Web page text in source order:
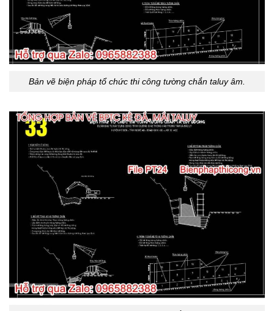
Bản vẽ biện pháp tổ chức thi công tường chắn taluy âm.